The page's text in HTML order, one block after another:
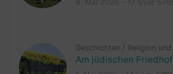
Geschichten / Religion
Am jüdischen